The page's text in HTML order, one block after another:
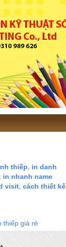
thiếp, in danh
, in nhanh name
visit, cách thiết kế
thiếp giá rẻ